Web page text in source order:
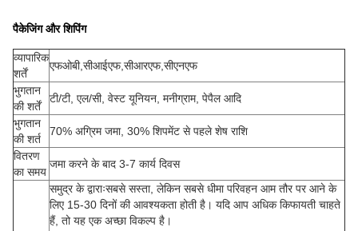
पैकेजिंग और शिपिंग
व्यापारिक
शर्तें
एफओबी,सीआईएफ,सीआरएफ,सीएनएफ
भुगतान
की शर्तें
टी/टी, एल/सी, वेस्ट यूनियन, मनीग्राम, पेपैल आदि
भुगतान
की शर्त
70% अग्रिम जमा, 30% शिपमेंट से पहले शेष राशि
वितरण
का समय
जमा करने के बाद 3-7 कार्य दिवस
समुद्र के द्वाराःसबसे सस्ता, लेकिन सबसे धीमा परिवहन आम तौर पर आने के
लिए 15-30 दिनों की आवश्यकता होती है। यदि आप अधिक किफायती चाहते
हैं, तो यह एक अच्छा विकल्प है।